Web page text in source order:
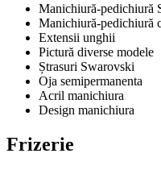
Manichiură-pedichiură
Manichiură-pedichiură
Extensii unghii
Pictură diverse modele
Ștrasuri Swarovski
Oja semipermanenta
Acril manichiura
Design manichiura
Frizerie